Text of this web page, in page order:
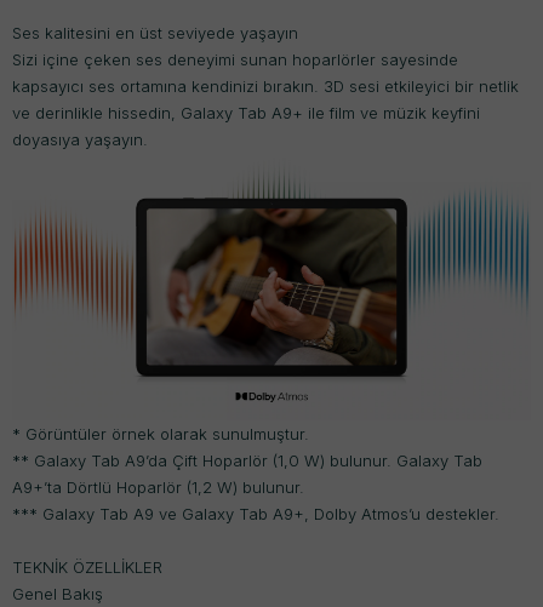
Ses kalitesini en üst seviyede yaşayın
Sizi içine çeken ses deneyimi sunan hoparlörler sayesinde
kapsayıcı ses ortamına kendinizi bırakın. 3D sesi etkileyici bir netlik
ve derinlikle hissedin, Galaxy Tab A9+ ile film ve müzik keyfini
doyasıya yaşayın.
* Görüntüler örnek olarak sunulmuştur.
** Galaxy Tab A9’da Çift Hoparlör (1,0 W) bulunur. Galaxy Tab
A9+’ta Dörtlü Hoparlör (1,2 W) bulunur.
*** Galaxy Tab A9 ve Galaxy Tab A9+, Dolby Atmos’u destekler.
TEKNİK ÖZELLİKLER
Genel Bakış